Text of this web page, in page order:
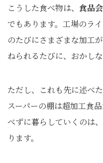
こうした食べ物は、 食品
でもあります。工場のラ
のたびにさまざまな加工
ねられるたびに、おかし
ただし、これも先に述べ
スーパーの棚は超加工食
べずに暮らしていくのは
ります。